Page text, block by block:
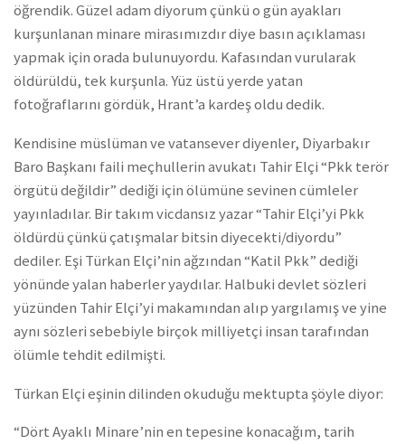
öğrendik. Güzel adam diyorum çünkü o gün ayakları
kurşunlanan minare mirasımızdır diye basın açıklaması
yapmak için orada bulunuyordu. Kafasından vurularak
öldürüldü, tek kurşunla. Yüz üstü yerde yatan
fotoğraflarını gördük, Hrant’a kardeş oldu dedik.
Kendisine müslüman ve vatansever diyenler, Diyarbakır
Baro Başkanı faili meçhullerin avukatı Tahir Elçi “Pkk terör
örgütü değildir” dediği için ölümüne sevinen cümleler
yayınladılar. Bir takım vicdansız yazar “Tahir Elçi’yi Pkk
öldürdü çünkü çatışmalar bitsin diyecekti/diyordu”
dediler. Eşi Türkan Elçi’nin ağzından “Katil Pkk” dediği
yönünde yalan haberler yaydılar. Halbuki devlet sözleri
yüzünden Tahir Elçi’yi makamından alıp yargılamış ve yine
aynı sözleri sebebiyle birçok milliyetçi insan tarafından
ölümle tehdit edilmişti.
Türkan Elçi eşinin dilinden okuduğu mektupta şöyle diyor:
“Dört Ayaklı Minare’nin en tepesine konacağım, tarih